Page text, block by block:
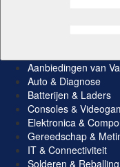
Aanbiedingen van
Auto & Diagnose
Batterijen & Laders
Consoles &
Elektronica &
Gereedschap &
IT & Connectiviteit
Solderen & Reballing